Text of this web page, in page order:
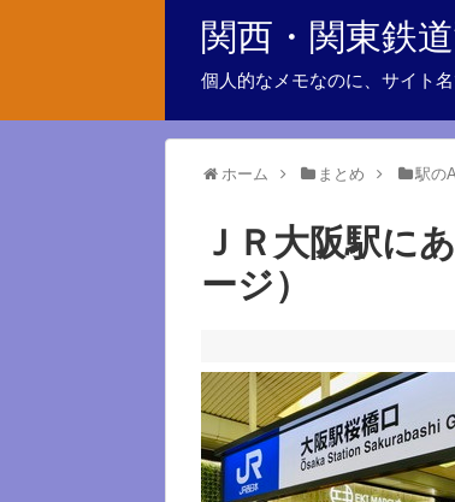
関西・関東鉄
個人的なメモなのに、サイト
ホーム まとめ 駅の
ＪＲ大阪駅に
ージ）